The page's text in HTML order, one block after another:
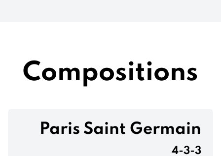
Compositions
Paris Saint Germain
4-3-3